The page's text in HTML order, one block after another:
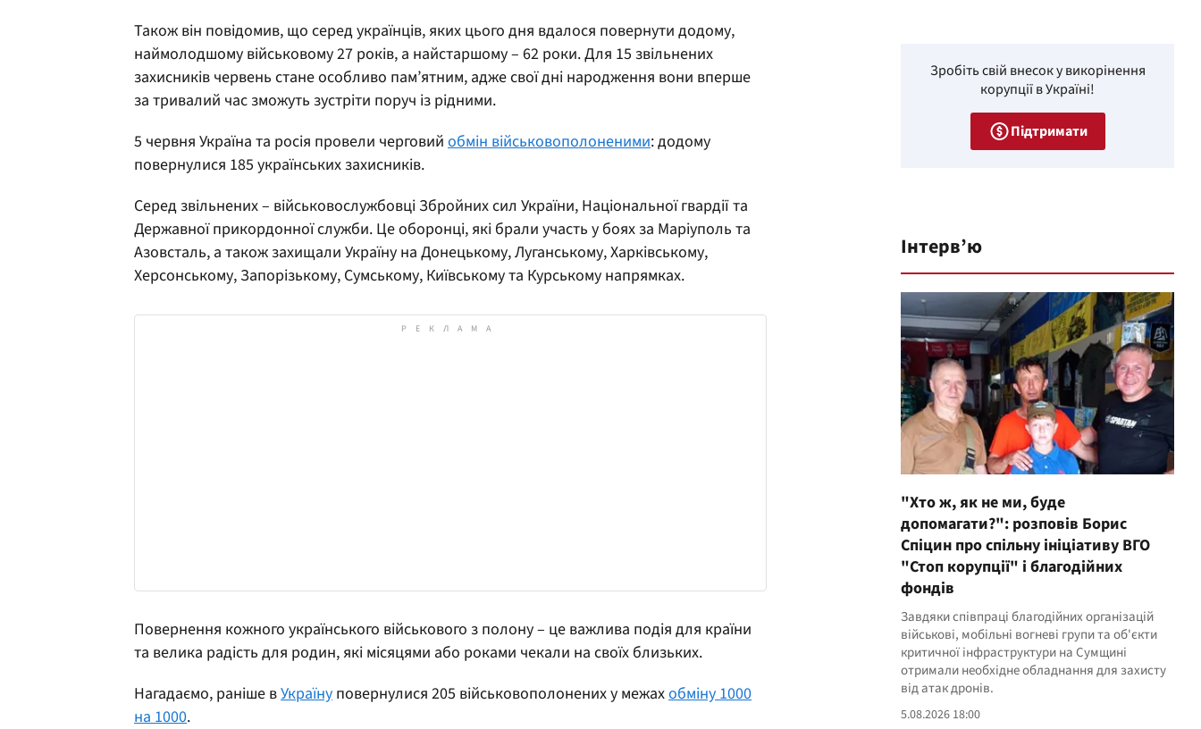
Також він повідомив, що серед українців, яких цього дня вдалося повернути додому,
наймолодшому військовому 27 років, а найстаршому – 62 роки. Для 15 звільнених
захисників червень стане особливо пам’ятним, адже свої дні народження вони вперше
за тривалий час зможуть зустріти поруч із рідними.
5 червня Україна та росія провели черговий обмін військовополоненими: додому
повернулися 185 українських захисників.
Серед звільнених – військовослужбовці Збройних сил України, Національної гвардії та
Державної прикордонної служби. Це оборонці, які брали участь у боях за Маріуполь та
Азовсталь, а також захищали Україну на Донецькому, Луганському, Харківському,
Херсонському, Запорізькому, Сумському, Київському та Курському напрямках.
Повернення кожного українського військового з полону – це важлива подія для країни
та велика радість для родин, які місяцями або роками чекали на своїх близьких.
Нагадаємо, раніше вУкраїну повернулися 205 військовополонених у межахобміну 1000
на 1000.
Зробіть свій внесок у викорінення
корупції в Україні!
Підтримати
Інтерв’ю
"Хто ж, як не ми, буде
допомагати?": розповів Борис
Спіцин про спільну ініціативу ВГО
"Стоп корупції" і благодійних
фондів
Завдяки співпраці благодійних організацій
військові, мобільні вогневі групи та об'єкти
критичної інфраструктури на Сумщині
отримали необхідне обладнання для захисту
від атак дронів.
5.08.2026 18:00